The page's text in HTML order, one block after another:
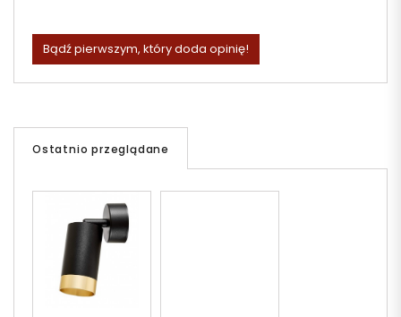
Bądź pierwszym, który doda opinię!
Ostatnio przeglądane